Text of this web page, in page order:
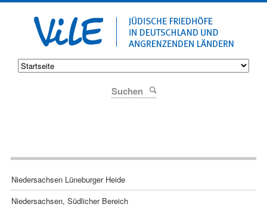
Navigation
überspringen
Niedersachsen Lüneburger Heide
Niedersachsen, Südlicher Bereich